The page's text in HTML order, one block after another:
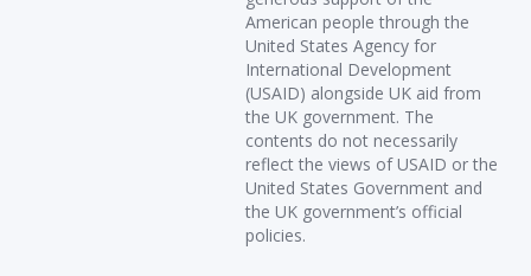
American people through the
United States Agency for
International Development
(USAID) alongside UK aid from
the UK government. The
contents do not necessarily
reflect the views of USAID or the
United States Government and
the UK government’s official
policies.